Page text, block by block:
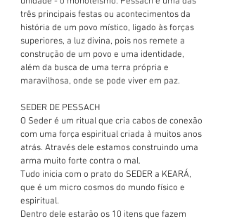
três principais festas ou acontecimentos da
história de um povo místico, ligado às forças
superiores, a luz divina, pois nos remete a
construção de um povo e uma identidade,
além da busca de uma terra própria e
maravilhosa, onde se pode viver em paz.
SEDER DE PESSACH
O Seder é um ritual que cria cabos de conexão
com uma força espiritual criada à muitos anos
atrás. Através dele estamos construindo uma
arma muito forte contra o mal.
Tudo inicia com o prato do SEDER a KEARÁ,
que é um micro cosmos do mundo físico e
espiritual.
Dentro dele estarão os 10 itens que fazem